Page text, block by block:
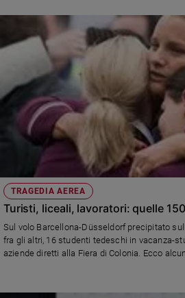
TRAGEDIA AEREA
Turisti, liceali, lavoratori: quelle
Sul volo Barcellona-Düsseldorf precipitato
fra gli altri, 16 studenti tedeschi in vacanza-
aziende diretti alla Fiera di Colonia. Ecco